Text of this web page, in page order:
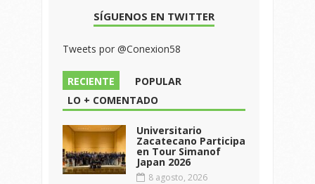
SÍGUENOS EN TWITTER
Tweets por @Conexion58
RECIENTE
POPULAR
LO + COMENTADO
Universitario
Zacatecano Participa
en Tour Simanof
Japan 2026
8 agosto, 2026